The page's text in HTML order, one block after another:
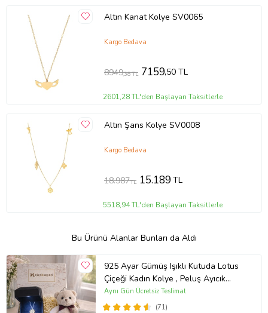
Altın Kanat Kolye SV0065
Kargo Bedava
8949,38 TL 7159,50 TL
2601,28 TL'den Başlayan Taksitlerle
Altın Şans Kolye SV0008
Kargo Bedava
18.987TL 15.189TL
5518,94 TL'den Başlayan Taksitlerle
Bu Ürünü Alanlar Bunları da Aldı
925 Ayar Gümüş Işıklı Kutuda Lotus
Çiçeği Kadın Kolye , Peluş Ayıcık
Anahtarlık Marteniçka Bileklik,
Polaroid Fotoğraf Hediye
(71)
Aynı Gün Ücretsiz Teslimat